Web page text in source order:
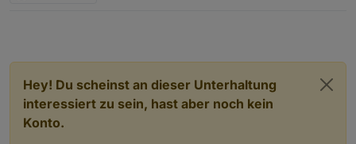
Hey! Du scheinst an dieser Unterhaltung
interessiert zu sein, hast aber noch kein
Konto.